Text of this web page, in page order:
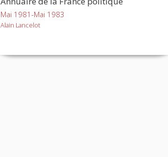
Mai 1981-Mai 1983
Alain Lancelot